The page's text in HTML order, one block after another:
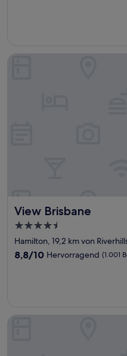
View Brisbane
View Brisbane
4.5-
Sterne-
Unterkunft
Hamilton, 19,2 km von
8.8
8,8/10 Hervorragend (1.001
Comfort Inn & Apartments